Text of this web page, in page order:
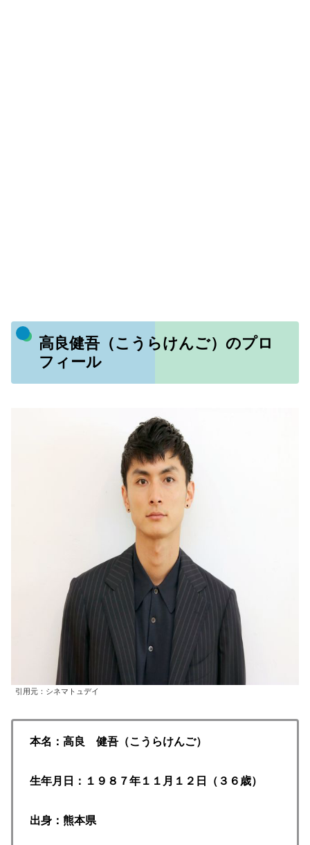
高良健吾（こうらけんご）のプロ
フィール
引用元：シネマトュデイ
本名：高良 健吾（こうらけんご）
生年月日：１９８７年１１月１２日（３６歳）
出身：熊本県